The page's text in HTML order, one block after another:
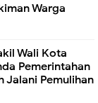
Warga
Wali Kota
Pemerintahan
Jalani Pemulihan